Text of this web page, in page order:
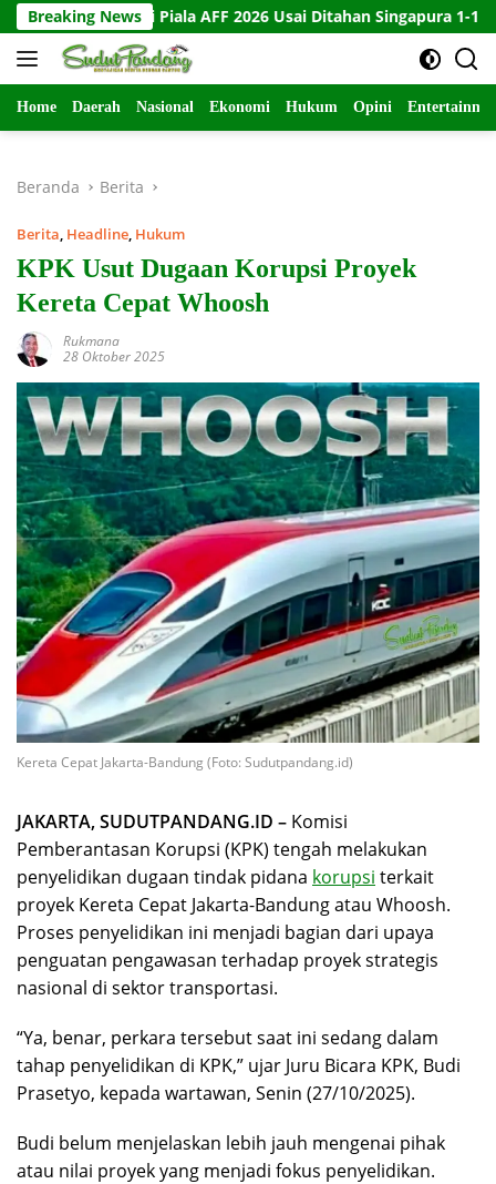
Langsung
ke
konten
Breaking News
di Piala AFF 2026 Usai Ditahan Singapura 1-1 10
Home Daerah Nasional Ekonomi Hukum Opini
Beranda Berita
Berita, Headline, Hukum
KPK Usut Dugaan Korupsi Proyek
Kereta Cepat Whoosh
Rukmana
28 Oktober 2025
Kereta Cepat Jakarta-Bandung (Foto: Sudutpandang.id)
JAKARTA, SUDUTPANDANG.ID – Komisi
Pemberantasan Korupsi (KPK) tengah melakukan
penyelidikan dugaan tindak pidana korupsi terkait
proyek Kereta Cepat Jakarta-Bandung atau Whoosh.
Proses penyelidikan ini menjadi bagian dari upaya
penguatan pengawasan terhadap proyek strategis
nasional di sektor transportasi.
“Ya, benar, perkara tersebut saat ini sedang dalam
tahap penyelidikan di KPK,” ujar Juru Bicara KPK, Budi
Prasetyo, kepada wartawan, Senin (27/10/2025).
Budi belum menjelaskan lebih jauh mengenai pihak
atau nilai proyek yang menjadi fokus penyelidikan.